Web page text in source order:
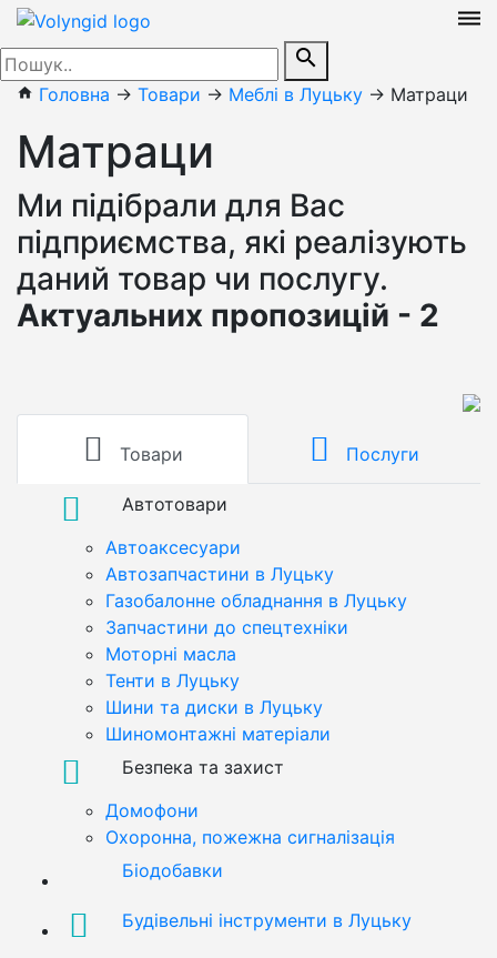
dehaze
search
home Головна → Товари → Меблі в Луцьку → Матраци
Матраци
Ми підібрали для Вас
підприємства, які реалізують
даний товар чи послугу.
Актуальних пропозицій - 2
Товари Послуги
Автотовари
Автоаксесуари
Автозапчастини в Луцьку
Газобалонне обладнання в Луцьку
Запчастини до спецтехніки
Моторні масла
Тенти в Луцьку
Шини та диски в Луцьку
Шиномонтажні матеріали
Безпека та захист
Домофони
Охоронна, пожежна сигналізація
Біодобавки
Будівельні інструменти в Луцьку